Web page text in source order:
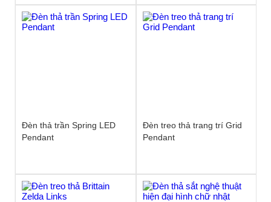
Đèn thả trần Spring LED
Pendant
Đèn treo thả trang trí Grid
Pendant